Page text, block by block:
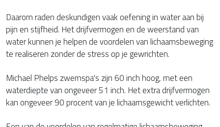
Daarom raden deskundigen vaak oefening in water aan bij
pijn en stijfheid. Het drijfvermogen en de weerstand van
water kunnen je helpen de voordelen van lichaamsbeweging
te realiseren zonder de stress op je gewrichten.
Michael Phelps zwemspa's zijn 60 inch hoog, met een
waterdiepte van ongeveer 51 inch. Het extra drijfvermogen
kan ongeveer 90 procent van je lichaamsgewicht verlichten.